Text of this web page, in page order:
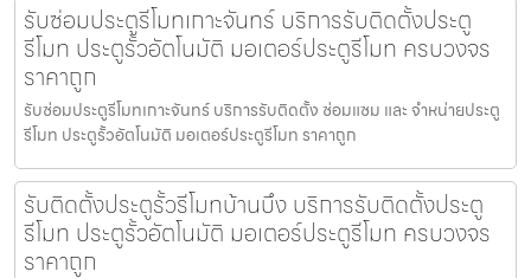
รับซ่อมประตูรีโมทเกาะจันทร์ บริการรับติดตั้งประตู
รีโมท ประตูรั้วอัตโนมัติ มอเตอร์ประตูรีโมท ครบวงจร
ราคาถูก
รับซ่อมประตูรีโมทเกาะจันทร์ บริการรับติดตั้ง ซ่อมแซม และ จำหน่ายประตู
รีโมท ประตูรั้วอัตโนมัติ มอเตอร์ประตูรีโมท ราคาถูก
รับติดตั้งประตูรั้วรีโมทบ้านบึง บริการรับติดตั้งประตู
รีโมท ประตูรั้วอัตโนมัติ มอเตอร์ประตูรีโมท ครบวงจร
ราคาถูก